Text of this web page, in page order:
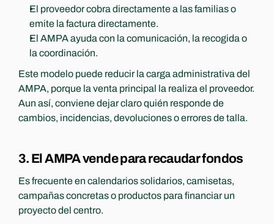
El proveedor cobra directamente a las familias o
emite la factura directamente.
El AMPA ayuda con la comunicación, la recogida o
la coordinación.
Este modelo puede reducir la carga administrativa del
AMPA, porque la venta principal la realiza el proveedor.
Aun así, conviene dejar claro quién responde de
cambios, incidencias, devoluciones o errores de talla.
3. El AMPA vende para recaudar fondos
Es frecuente en calendarios solidarios, camisetas,
campañas concretas o productos para financiar un
proyecto del centro.